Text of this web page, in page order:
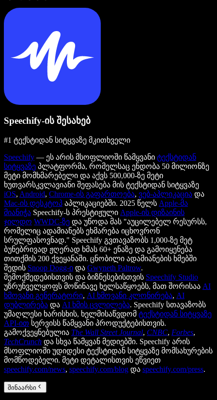
Speechify-ის შესახებ
#1 ტექსტიდან სიტყვაზე მკითხველი
Speechify — ეს არის მსოფლიოში წამყვანი ტექსტიდან
სიტყვაზე პლატფორმა, რომელსაც ენდობა 50 მილიონზე
მეტი მომხმარებელი და აქვს 500,000-ზე მეტი
ხუთვარსკვლავიანი შეფასება მის ტექსტიდან სიტყვაზე
iOS, Android, Chrome-ის გაფართოება, ვებ-აპლიკაცია და
Mac-ის დესკტოპ აპლიკაციებში. 2025 წელს Apple-მა
მიანიჭა Speechify-ს პრესტიჟული Apple-ის დიზაინის
ჯილდო WWDC-ზე და უწოდა მას "აუცილებელ რესურსს,
რომელიც ადამიანებს ეხმარება იცხოვრონ
სრულფასოვნად." Speechify გვთავაზობს 1,000-ზე მეტ
ბუნებრივად ჟღერად ხმას 60+ ენაზე და გამოიყენება
თითქმის 200 ქვეყანაში. ცნობილი ადამიანების ხმებში
შედის Snoop Dogg-ი და Gwyneth Paltrow.
შემოქმედებისთვის და ბიზნესებისთვის Speechify Studio
უზრუნველყოფს მოწინავე ხელსაწყოებს, მათ შორისაა AI
ხმოვანი გენერატორი, AI ხმოვანი კლონირება, AI
დუბლირება და AI ხმის ცვლილება. Speechify სთავაზობს
უმაღლესი ხარისხის, ხელმისაწვდომ ტექსტიდან სიტყვაზე
API-ით სერვისს წამყვანი პროდუქტებისთვის.
გამოქვეყნებულია The Wall Street Journal, CNBC, Forbes,
TechCrunch და სხვა წამყვან მედიებში. Speechify არის
მსოფლიოში უდიდესი ტექსტიდან სიტყვაზე მომსახურების
მომწოდებელი. მეტი დეტალისთვის ეწვიეთ
speechify.com/news, speechify.com/blog და speechify.com/press.
შინაარსი